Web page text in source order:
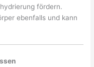
fördern.
ebenfalls und kann